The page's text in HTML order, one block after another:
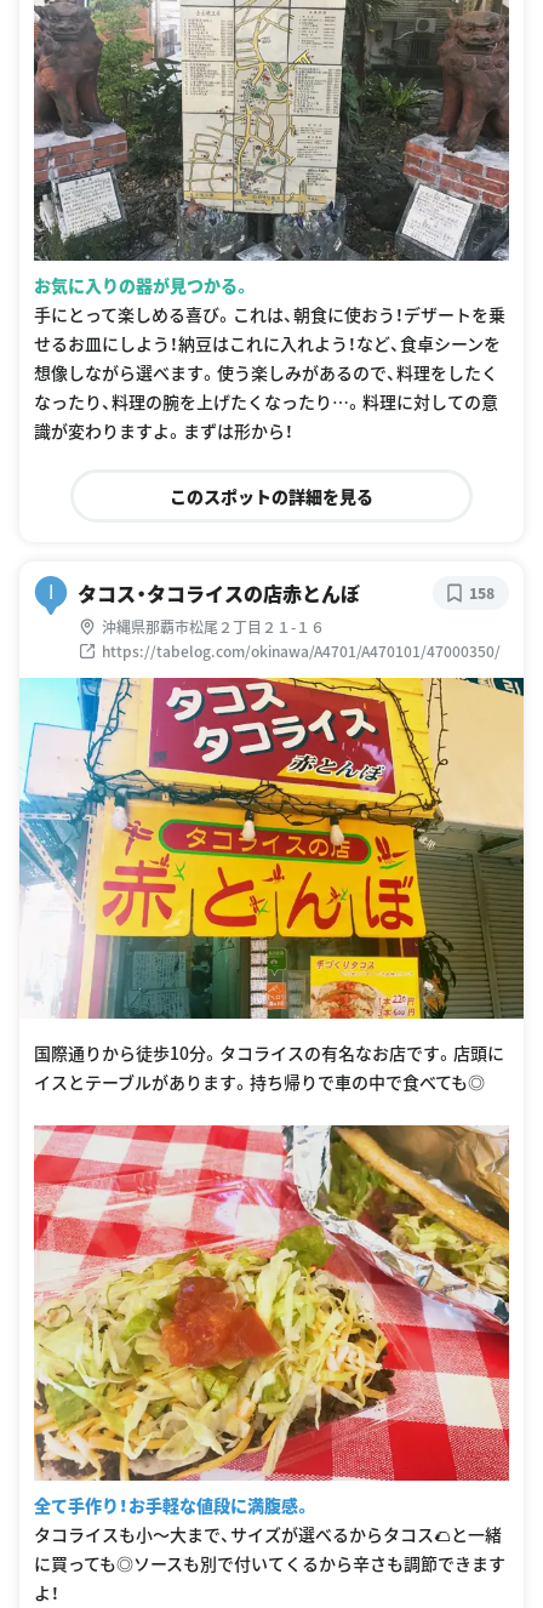
お気に入りの器が見つかる。
手にとって楽しめる喜び。これは、朝食に使おう！デザートを乗
せるお皿にしよう！納豆はこれに入れよう！など、食卓シーンを
想像しながら選べます。使う楽しみがあるので、料理をしたく
なったり、料理の腕を上げたくなったり…。料理に対しての意
識が変わりますよ。まずは形から！
このスポットの詳細を見る
タコス・タコライスの店赤とんぼ
沖縄県那覇市松尾２丁目２１-１６
https://tabelog.com/okinawa/A4701/A470101/47000350/
158
国際通りから徒歩10分。タコライスの有名なお店です。店頭に
イスとテーブルがあります。持ち帰りで車の中で食べても◎
全て手作り！お手軽な値段に満腹感。
タコライスも小〜大まで、サイズが選べるからタコス🌮と一緒
に買っても◎ソースも別で付いてくるから辛さも調節できます
よ！